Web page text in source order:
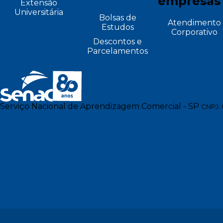
Extensão
Universitária
Bolsas de
Estudos
Descontos e
Parcelamentos
Atendimento
Corporativo
Serviço Nacional de Aprendizagem Comercial - SP